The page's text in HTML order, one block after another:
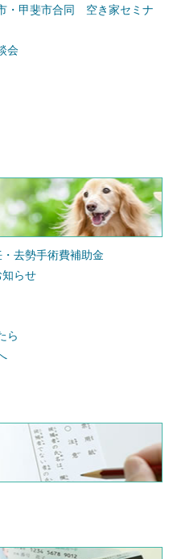
・甲斐市合同 空き家セミナ
会
去勢手術費補助金
らせ
ら